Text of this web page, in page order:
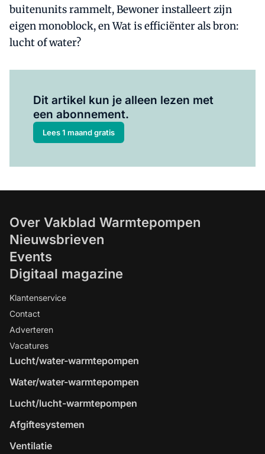
buitenunits rammelt, Bewoner installeert zijn
eigen monoblock, en Wat is efficiënter als bron:
lucht of water?
Dit artikel kun je alleen lezen met
een abonnement.
Lees 1 maand gratis
Over Vakblad Warmtepompen
Nieuwsbrieven
Events
Digitaal magazine
Klantenservice
Contact
Adverteren
Vacatures
Lucht/water-warmtepompen
Water/water-warmtepompen
Lucht/lucht-warmtepompen
Afgiftesystemen
Ventilatie